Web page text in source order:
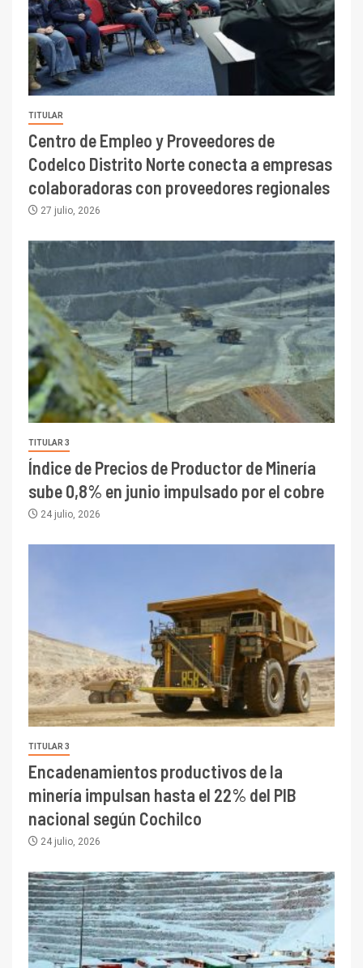
TITULAR
Centro de Empleo y Proveedores de
Codelco Distrito Norte conecta a empresas
colaboradoras con proveedores regionales
27 julio, 2026
TITULAR 3
Índice de Precios de Productor de Minería
sube 0,8% en junio impulsado por el cobre
24 julio, 2026
TITULAR 3
Encadenamientos productivos de la
minería impulsan hasta el 22% del PIB
nacional según Cochilco
24 julio, 2026